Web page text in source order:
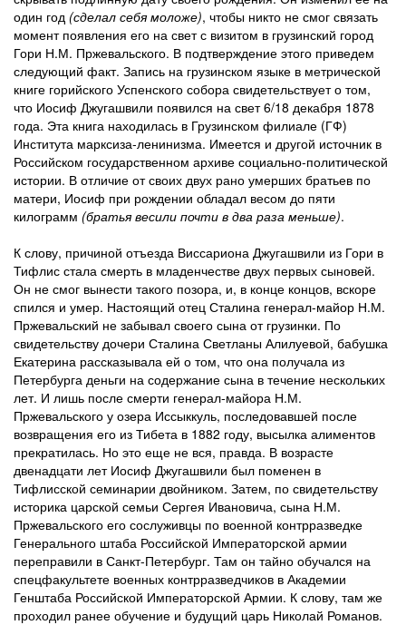
один год (сделал себя моложе), чтобы никто не смог связать
момент появления его на свет с визитом в грузинский город
Гори Н.М. Пржевальского. В подтверждение этого приведем
следующий факт. Запись на грузинском языке в метрической
книге горийского Успенского собора свидетельствует о том,
что Иосиф Джугашвили появился на свет 6/18 декабря 1878
года. Эта книга находилась в Грузинском филиале (ГФ)
Института марксиза-ленинизма. Имеется и другой источник в
Российском государственном архиве социально-политической
истории. В отличие от своих двух рано умерших братьев по
матери, Иосиф при рождении обладал весом до пяти
килограмм (братья весили почти в два раза меньше).
К слову, причиной отъезда Виссариона Джугашвили из Гори в
Тифлис стала смерть в младенчестве двух первых сыновей.
Он не смог вынести такого позора, и, в конце концов, вскоре
спился и умер. Настоящий отец Сталина генерал-майор Н.М.
Пржевальский не забывал своего сына от грузинки. По
свидетельству дочери Сталина Светланы Алилуевой, бабушка
Екатерина рассказывала ей о том, что она получала из
Петербурга деньги на содержание сына в течение нескольких
лет. И лишь после смерти генерал-майора Н.М.
Пржевальского у озера Иссыккуль, последовавшей после
возвращения его из Тибета в 1882 году, высылка алиментов
прекратилась. Но это еще не вся, правда. В возрасте
двенадцати лет Иосиф Джугашвили был поменен в
Тифлисской семинарии двойником. Затем, по свидетельству
историка царской семьи Сергея Ивановича, сына Н.М.
Пржевальского его сослуживцы по военной контрразведке
Генерального штаба Российской Императорской армии
переправили в Санкт-Петербург. Там он тайно обучался на
спецфакультете военных контрразведчиков в Академии
Генштаба Российской Императорской Армии. К слову, там же
проходил ранее обучение и будущий царь Николай Романов.